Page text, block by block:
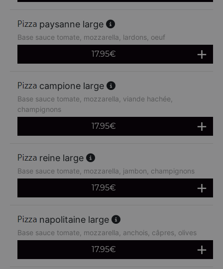
paysanne large
Base sauce tomate, mozzarella, lardons, oeuf
17.95€
campione large
Base sauce tomate, mozzarella, viande hachée,
champignons
17.95€
reine large
Base sauce tomate, mozzarella, jambon, champignons
17.95€
napolitaine large
Base sauce tomate, mozzarella, anchois, câpres, olives
17.95€